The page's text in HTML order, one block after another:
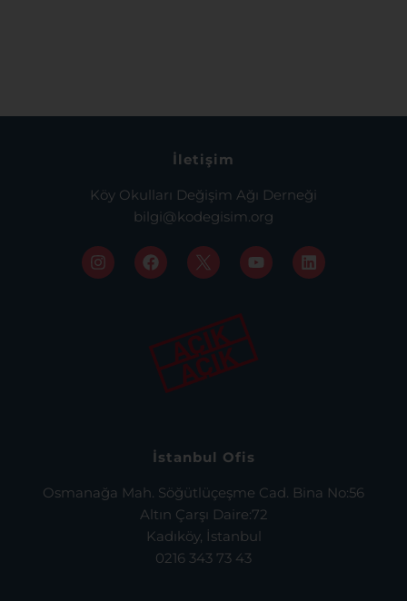
İletişim
Köy Okulları Değişim Ağı Derneği
bilgi@kodegisim.org
İstanbul Ofis
Osmanağa Mah. Söğütlüçeşme Cad. Bina No:56
Altın Çarşı Daire:72
Kadıköy, İstanbul
0216 343 73 43